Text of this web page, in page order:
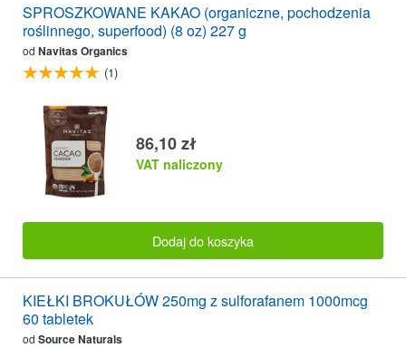
SPROSZKOWANE KAKAO (organiczne, pochodzenia
roślinnego, superfood) (8 oz) 227 g
od Navitas Organics
(1)
86,10 zł
VAT naliczony
Dodaj do koszyka
KIEŁKI BROKUŁÓW 250mg z sulforafanem 1000mcg
60 tabletek
od Source Naturals